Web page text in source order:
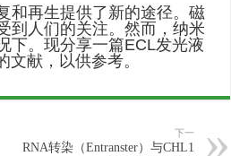
和再生提供了新的途径。磁
到人们的关注。然而，纳米
下。现分享一篇ECL发光液
文献，以供参考。
下一
RNA转染（Entranster）与CHL1